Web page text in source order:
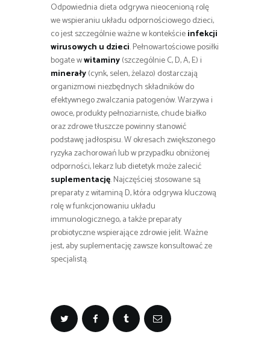
Odpowiednia dieta odgrywa nieocenioną rolę
we wspieraniu układu odpornościowego dzieci,
co jest szczególnie ważne w kontekścieinfekcji
wirusowych u dzieci. Pełnowartościowe posiłki
bogate wwitaminy(szczególnie C, D, A, E) i
minerały(cynk, selen, żelazo) dostarczają
organizmowi niezbędnych składników do
efektywnego zwalczania patogenów. Warzywa i
owoce, produkty pełnoziarniste, chude białko
oraz zdrowe tłuszcze powinny stanowić
podstawę jadłospisu. W okresach zwiększonego
ryzyka zachorowań lub w przypadku obniżonej
odporności, lekarz lub dietetyk może zalecić
suplementację. Najczęściej stosowane są
preparaty z witaminą D, która odgrywa kluczową
rolę w funkcjonowaniu układu
immunologicznego, a także preparaty
probiotyczne wspierające zdrowie jelit. Ważne
jest, aby suplementację zawsze konsultować ze
specjalistą.